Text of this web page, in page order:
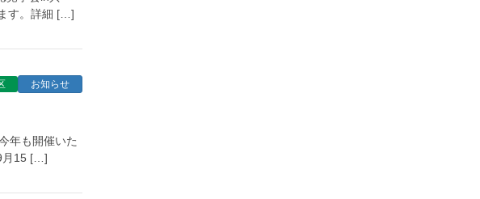
す。詳細 […]
お知らせ
年も開催いた
月15 […]